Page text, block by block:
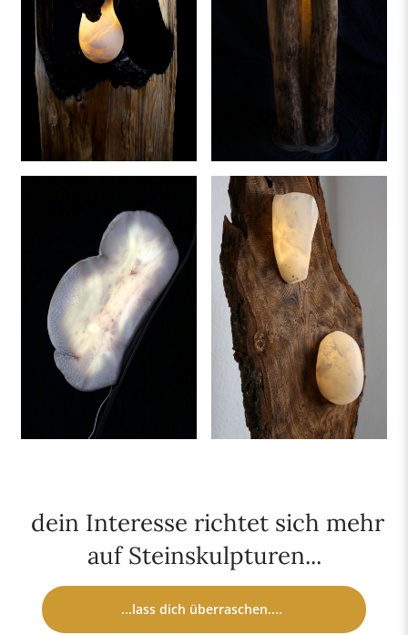
dein Interesse richtet sich mehr
auf Steinskulpturen...
...lass dich überraschen....